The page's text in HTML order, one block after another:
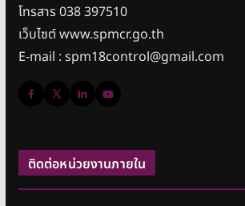
โทรสาร 038 397510
เว็บไซต์ www.spmcr.go.th
E-mail : spm18control@gmail.com
ติดต่อหน่วยงานภายใน